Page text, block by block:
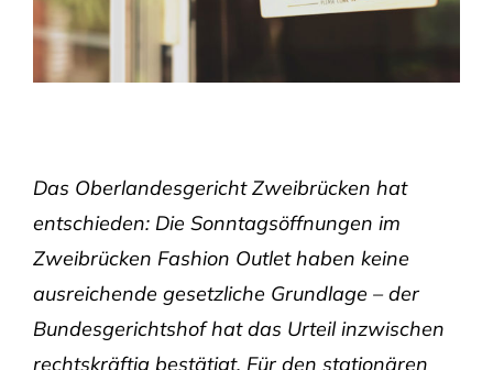
Das Oberlandesgericht Zweibrücken hat
entschieden: Die Sonntagsöffnungen im
Zweibrücken Fashion Outlet haben keine
ausreichende gesetzliche Grundlage – der
Bundesgerichtshof hat das Urteil inzwischen
rechtskräftig bestätigt. Für den stationären